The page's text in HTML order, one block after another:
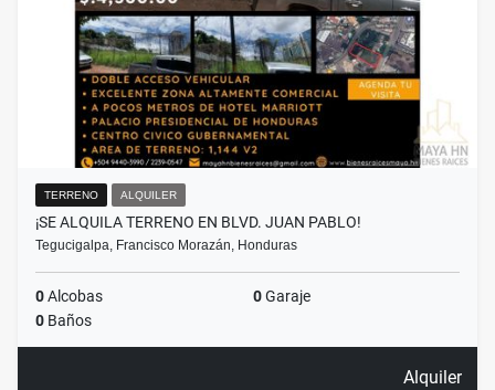
TERRENO ALQUILER
¡SE ALQUILA TERRENO EN BLVD. JUAN PABLO!
Tegucigalpa, Francisco Morazán, Honduras
0Alcobas 0Garaje
0 Baños
Alquiler